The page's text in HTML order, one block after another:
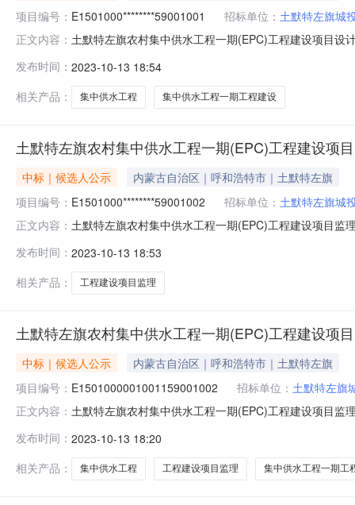
项目编号： E1501000********59001001 招标单位： 土默特左旗城
正文内容： 土默特左旗农村集中供水工程一期(EPC)工程建设项目
员会提交的书面评标报告结论，现将中标候选人进行公
发布时间： 2023-10-13 18:54
相关产品：
集中供水工程 集中供水工程一期工程建设
土默特左旗农村集中供水工程一期(EPC)工程建设项
中标｜候选人公示
内蒙古自治区｜呼和浩特市｜土默特左旗
项目编号： E1501000********59001002 招标单位： 土默特左旗城
正文内容： 土默特左旗农村集中供水工程一期(EPC)工程建设项目
面评标报告结论，现将中标候选人进行公示。公示日期
发布时间： 2023-10-13 18:53
相关产品：
工程建设项目监理
土默特左旗农村集中供水工程一期(EPC)工程建设项
中标｜候选人公示
内蒙古自治区｜呼和浩特市｜土默特左旗
项目编号： E1501000001001159001002 招标单位： 土默特左旗
正文内容： 土默特左旗农村集中供水工程一期(EPC)工程建设项目
文件有关规定要求，依据评标委员会提交的书面评标报
发布时间： 2023-10-13 18:20
相关产品：
集中供水工程 工程建设项目监理 集中供水工程一期工